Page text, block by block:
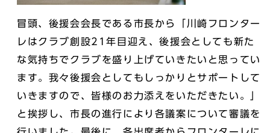
冒頭、後援会会長である市長から「川崎フロンター
レはクラブ創設21年目迎え、後援会としても新た
な気持ちでクラブを盛り上げていきたいと思ってい
ます。我々後援会としてもしっかりとサポートして
いきますので、皆様のお力添えをいただきたい。」
と挨拶し、市長の進行により各議案について審議を